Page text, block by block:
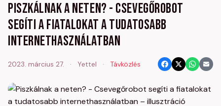
Piszkálnak a neten? - Csevegőrobot
segíti a fiatalokat a tudatosabb
internethasználatban
2023. március 27. · Yettel · Távközlés